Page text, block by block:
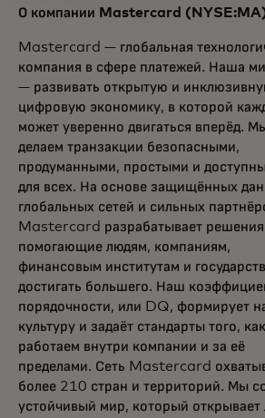
О компании Mastercard
Mastercard — глобальная
компания в сфере платежей. Наша
— развивать открытую и
цифровую экономику, в которой
может уверенно двигаться вперёд.
делаем транзакции безопасными,
продуманными, простыми и
для всех. На основе защищённых
глобальных сетей и сильных
Mastercard разрабатывает
помогающие людям, компаниям,
финансовым институтам и
достигать большего. Наш
порядочности, или DQ, формирует
культуру и задаёт стандарты того,
работаем внутри компании и за её
пределами. Сеть Mastercard
более 210 стран и территорий. Мы
устойчивый мир, который открывает